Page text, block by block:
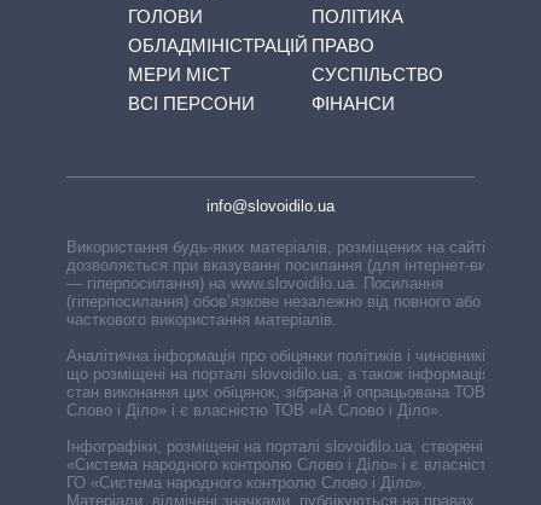
ГОЛОВИ
ОБЛАДМІНІСТРАЦІЙ
МЕРИ МІСТ
ВСІ ПЕРСОНИ
ПОЛІТИКА
ПРАВО
СУСПІЛЬСТВО
ФІНАНСИ
info@slovoidilo.ua
Використання будь-яких матеріалів, розміщених на сайті,
дозволяється при вказуванні посилання (для інтернет-видань
— гіперпосилання) на www.slovoidilo.ua. Посилання
(гіперпосилання) обов’язкове незалежно від повного або
часткового використання матеріалів.
Аналітична інформація про обіцянки політиків і чиновників,
що розміщені на порталі slovoidilo.ua, а також інформація про
стан виконання цих обіцянок, зібрана й опрацьована ТОВ «ІА
Слово і Діло» і є власністю ТОВ «ІА Слово і Діло».
Інфографіки, розміщені на порталі slovoidilo.ua, створені ГО
«Система народного контролю Слово і Діло» і є власністю
ГО «Система народного контролю Слово і Діло».
Матеріали, відмічені значками, публікуються на правах